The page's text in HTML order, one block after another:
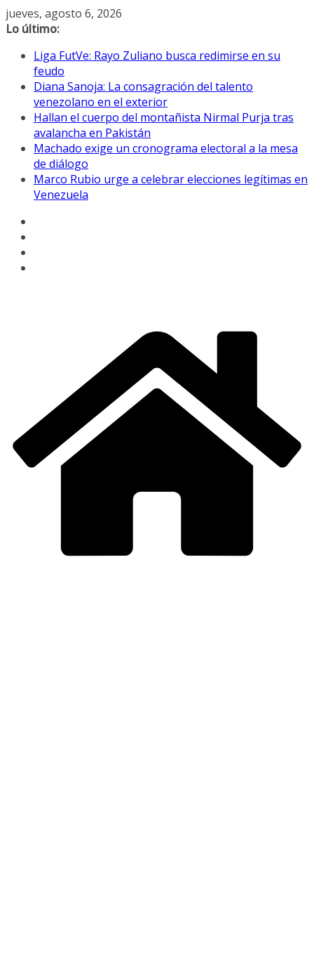
Saltar
al
jueves, agosto 6, 2026
Lo último:
Liga FutVe: Rayo Zuliano busca redimirse en su
feudo
Diana Sanoja: La consagración del talento
venezolano en el exterior
Hallan el cuerpo del montañista Nirmal Purja tras
avalancha en Pakistán
Machado exige un cronograma electoral a la mesa
de diálogo
Marco Rubio urge a celebrar elecciones legítimas en
Venezuela